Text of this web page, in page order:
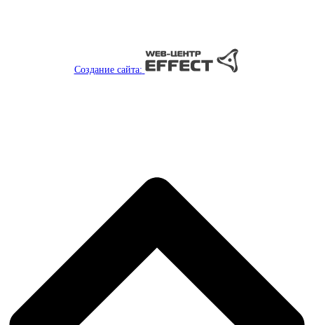
Создание сайта: